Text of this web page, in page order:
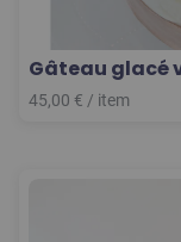
Gâteau glacé
45,00 € / item